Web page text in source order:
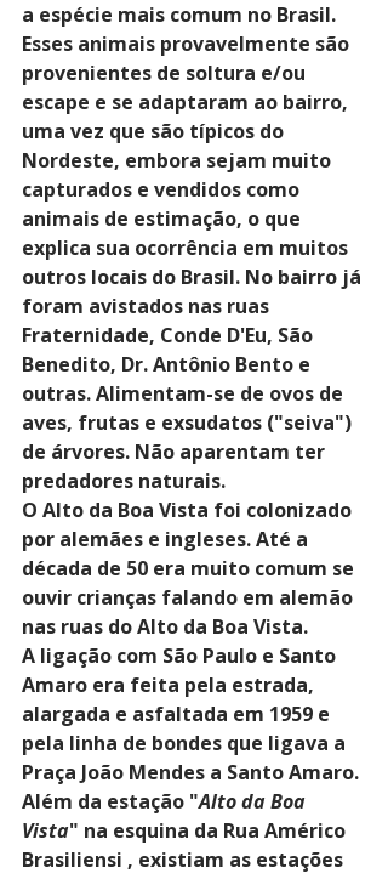
a espécie mais comum no Brasil.
Esses animais provavelmente são
provenientes de soltura e/ou
escape e se adaptaram ao bairro,
uma vez que são típicos do
Nordeste, embora sejam muito
capturados e vendidos como
animais de estimação, o que
explica sua ocorrência em muitos
outros locais do Brasil. No bairro já
foram avistados nas ruas
Fraternidade, Conde D'Eu, São
Benedito, Dr. Antônio Bento e
outras. Alimentam-se de ovos de
aves, frutas e exsudatos ("seiva")
de árvores. Não aparentam ter
predadores naturais.
O Alto da Boa Vista foi colonizado
por alemães e ingleses. Até a
década de 50 era muito comum se
ouvir crianças falando em alemão
nas ruas do Alto da Boa Vista.
A ligação com São Paulo e Santo
Amaro era feita pela estrada,
alargada e asfaltada em 1959 e
pela linha de bondes que ligava a
Praça João Mendes a Santo Amaro.
Além da estação "Alto da Boa
Vista" na esquina da Rua Américo
Brasiliensi , existiam as estações